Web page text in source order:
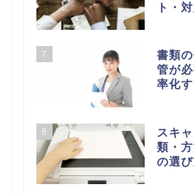
ト・
7
書類
管が
率化
8
スキ
類・
の選